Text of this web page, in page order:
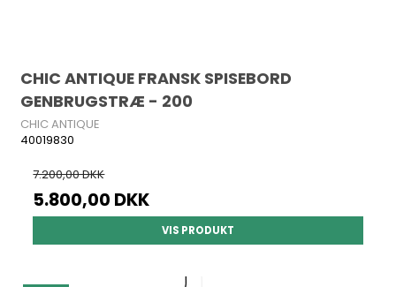
CHIC ANTIQUE FRANSK SPISEBORD
GENBRUGSTRÆ - 200
CHIC ANTIQUE
40019830
7.200,00 DKK
5.800,00 DKK
VIS PRODUKT